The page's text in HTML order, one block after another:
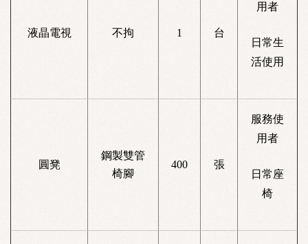
液晶電視 不拘 1 台
用者
日常生
活使用
圓凳
鋼製雙管
椅腳
400 張
服務使
用者
日常座
椅